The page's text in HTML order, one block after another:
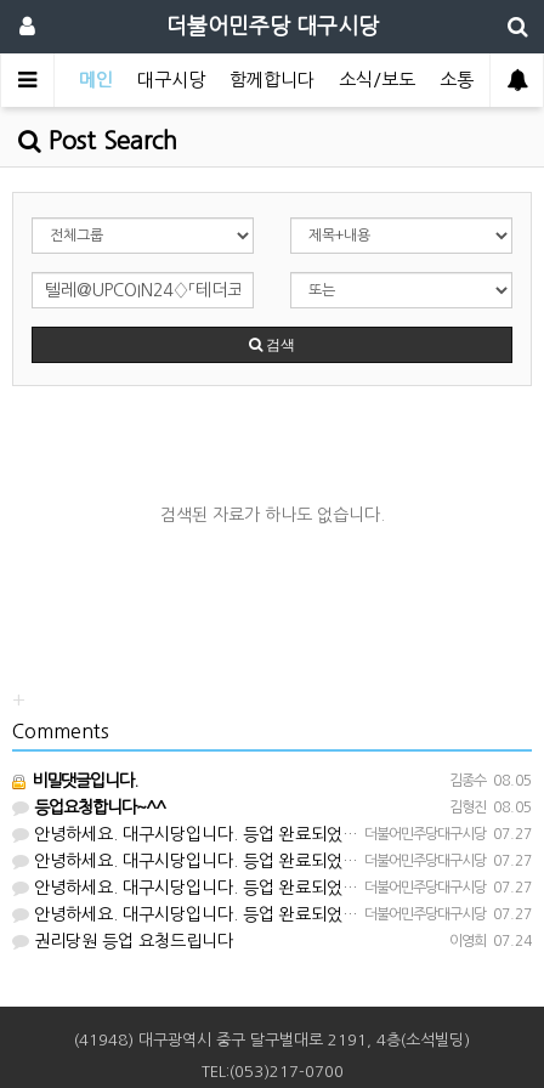
더불어민주당 대구시당
메인 대구시당 함께합니다 소식/보도 소통
Post Search
검색
검색된 자료가 하나도 없습니다.
+
Comments
김종수 08.05
비밀댓글입니다.
김형진 08.05
등업요청합니다~^^
더불어민주당대구시당 07.27
안녕하세요. 대구시당입니다. 등업 완료되었습니다^^
더불어민주당대구시당 07.27
안녕하세요. 대구시당입니다. 등업 완료되었습니다^^
더불어민주당대구시당 07.27
안녕하세요. 대구시당입니다. 등업 완료되었습니다^^
더불어민주당대구시당 07.27
안녕하세요. 대구시당입니다. 등업 완료되었습니다^^
이영희 07.24
권리당원 등업 요청드립니다
(41948) 대구광역시 중구 달구벌대로 2191, 4층(소석빌딩)
TEL:(053)217-0700